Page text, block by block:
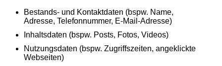
Bestands- und Kontaktdaten (bspw. Name,
Adresse, Telefonnummer, E-Mail-Adresse)
Inhaltsdaten (bspw. Posts, Fotos, Videos)
Nutzungsdaten (bspw. Zugriffszeiten, angeklickte
Webseiten)